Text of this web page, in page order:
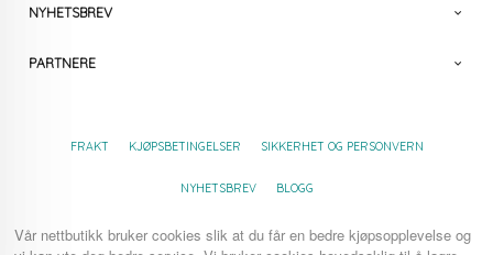
NYHETSBREV
PARTNERE
FRAKT KJØPSBETINGELSER SIKKERHET OG PERSONVERN
NYHETSBREV BLOGG
Vår nettbutikk bruker cookies slik at du får en bedre kjøpsopplevelse og